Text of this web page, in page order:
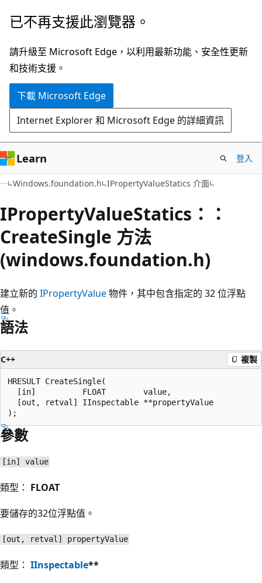
跳
主
要
內
已不再支援此瀏覽器。
請升級至 Microsoft Edge，以利用最新功能、安全性更新
和技術支援。
下載 Microsoft Edge
Internet Explorer 和 Microsoft Edge 的詳細資訊
Learn 登入
Windows.foundation.h IPropertyValueStatics 介面
IPropertyValueStatics：：
CreateSingle 方法
(windows.foundation.h)
建立新的 IPropertyValue物件，其中包含指定的 32 位浮點
值。
語法
C++ 複製
HRESULT CreateSingle(
  [in]          FLOAT        value,
  [out, retval] IInspectable **propertyValue
參數
[in] value
類型： FLOAT
要儲存的32位浮點值。
[out, retval] propertyValue
類型： IInspectable**